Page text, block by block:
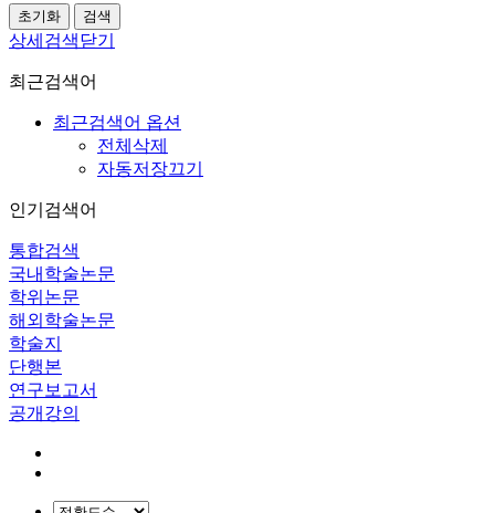
상세검색닫기
최근검색어
최근검색어 옵션
전체삭제
자동저장끄기
인기검색어
통합검색
국내학술논문
학위논문
해외학술논문
학술지
단행본
연구보고서
공개강의